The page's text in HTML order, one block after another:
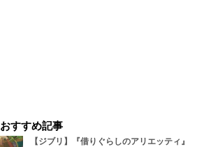
おすすめ記事
【ジブリ】『借りぐらしのアリエッティ』